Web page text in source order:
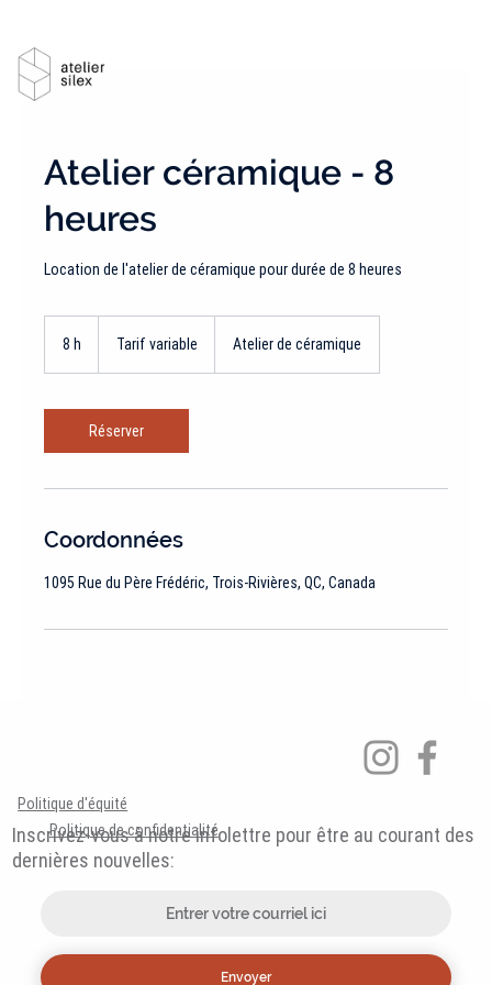
Atelier céramique - 8
heures
Location de l'atelier de céramique pour durée de 8 heures
8 h Tarif variable Atelier de céramique
Réserver
Coordonnées
1095 Rue du Père Frédéric, Trois-Rivières, QC, Canada
Envoyer
Inscrivez-vous à notre infolettre pour être au courant des
dernières nouvelles:
Politique de confidentialité
Politique d'équité